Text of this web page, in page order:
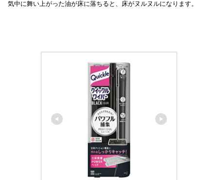
気中に舞い上がった油が床に落ちると、床がヌルヌルになります。